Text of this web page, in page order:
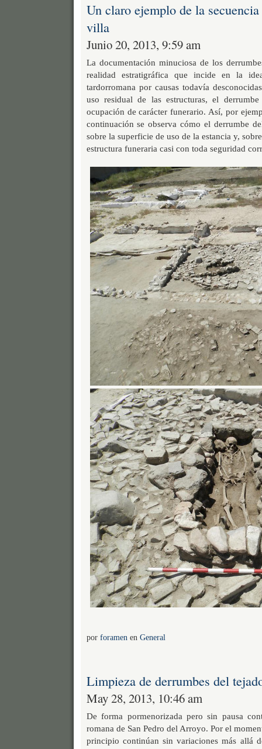
Un claro ejemplo de la
villa
Junio 20, 2013, 9:59 am
La documentación minuciosa de los
realidad estratigráfica que incide en la
tardorromana por causas todavía
uso residual de las estructuras, el
ocupación de carácter funerario. Así, por
continuación se observa cómo el derrumbe
sobre la superficie de uso de la estancia y,
estructura funeraria casi con toda seguridad
por foramenen General
Limpieza de derrumbes del
May 28, 2013, 10:46 am
De forma pormenorizada pero sin pausa
romana de San Pedro del Arroyo. Por el
principio continúan sin variaciones más allá